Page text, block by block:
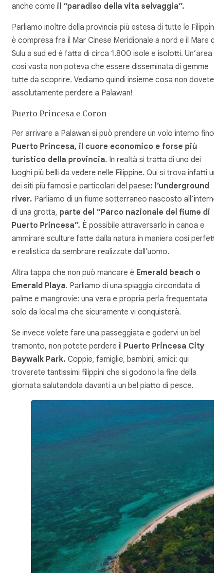
anche come il “paradiso della vita selvaggia”.
Parliamo inoltre della provincia più estesa di tutte le
è compresa fra il Mar Cinese Meridionale a nord e il Mare di
Sulu a sud ed è fatta di circa 1.800 isole e isolotti. Un’area
così vasta non poteva che essere disseminata di gemme
tutte da scoprire. Vediamo quindi insieme cosa non dovete
assolutamente perdere a Palawan!
Puerto Princesa e Coron
Per arrivare a Palawan si può prendere un volo interno fino
Puerto Princesa, il cuore economico e forse più
turistico della provincia. In realtà si tratta di uno dei
luoghi più belli da vedere nelle Filippine. Qui si trova infatti
dei siti più famosi e particolari del paese: l’underground
river. Parliamo di un fiume sotterraneo nascosto all’interno
di una grotta, parte del “Parco nazionale del fiume di
Puerto Princesa”. È possibile attraversarlo in canoa e
ammirare sculture fatte dalla natura in maniera così
e realistica da sembrare realizzate dall’uomo.
Altra tappa che non può mancare è Emerald beach o
Emerald Playa. Parliamo di una spiaggia circondata di
palme e mangrovie: una vera e propria perla frequentata
solo da local ma che sicuramente vi conquisterà.
Se invece volete fare una passeggiata e godervi un bel
tramonto, non potete perdere il Puerto Princesa City
Baywalk Park. Coppie, famiglie, bambini, amici: qui
troverete tantissimi filippini che si godono la fine della
giornata salutandola davanti a un bel piatto di pesce.